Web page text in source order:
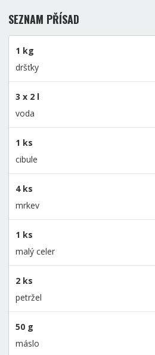
SEZNAM PŘÍSAD
1 kg
dršťky
3 x 2 l
voda
1 ks
cibule
4 ks
mrkev
1 ks
malý celer
2 ks
petržel
50 g
máslo